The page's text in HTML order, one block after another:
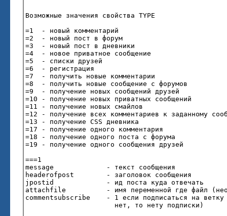
Возможные значения свойства TYPE
=1 - новый комментарий
=2 - новый пост в форум
=3 - новый пост в дневники
=4 - новое приватное сообщение
=5 - списки друзей
=6 - регистрация
=7 - получить новые комментарии
=8 - получить новые сообщение с форумов
=9 - получение новых сообщений друзей
=10 - получение новых приватных сообщений
=11 - получение новых смайлов
=12 - получение всех комментариев к заданному
=13 - получение CSS дневника
=17 - получение одного комментария
=18 - получение одного поста с форума
=19 - получение одного сообщения друзей
===1
message - текст сообщения
headerofpost - заголовок сообщения
jpostid - ид поста куда отвечать
attachfile - имя переменной где файл
commentsubscribe - 1 если подписаться на ветку
нет, то нету подписки)